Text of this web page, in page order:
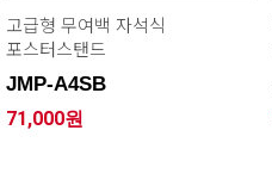
고급형 무여백 자석식
포스터스탠드
JMP-A4SB
71,000원